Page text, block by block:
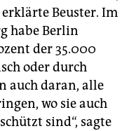
Beuster. Im
habe Berlin
der 35.000
oder durch
auch daran, alle
wo sie auch
sind“, sagte